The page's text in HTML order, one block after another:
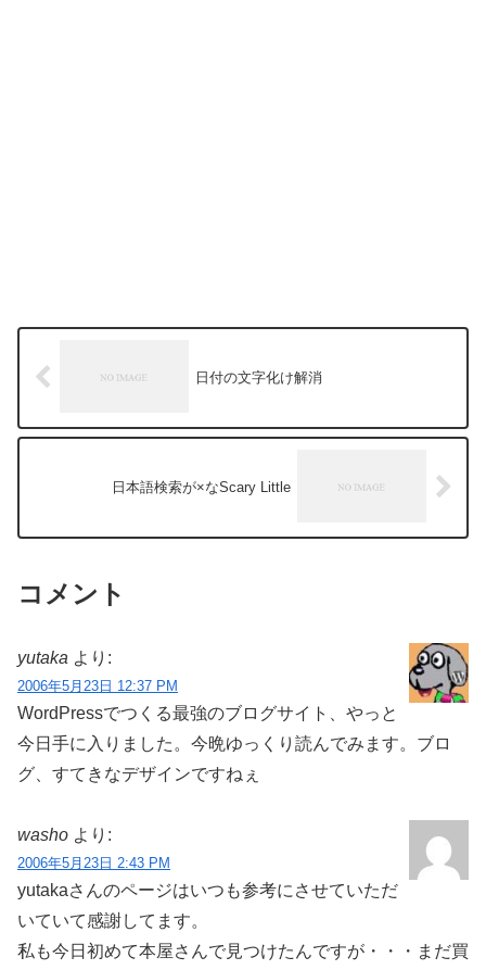
日付の文字化け解消
日本語検索が×なScary Little
コメント
yutaka より:
2006年5月23日 12:37 PM
WordPressでつくる最強のブログサイト、やっと
今日手に入りました。今晩ゆっくり読んでみます。ブロ
グ、すてきなデザインですねぇ
washo より:
2006年5月23日 2:43 PM
yutakaさんのページはいつも参考にさせていただ
いていて感謝してます。
私も今日初めて本屋さんで見つけたんですが・・・まだ買